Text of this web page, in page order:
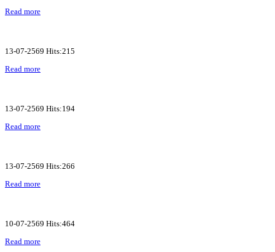
Read more
13-07-2569 Hits:215
Read more
13-07-2569 Hits:194
Read more
13-07-2569 Hits:266
Read more
10-07-2569 Hits:464
Read more